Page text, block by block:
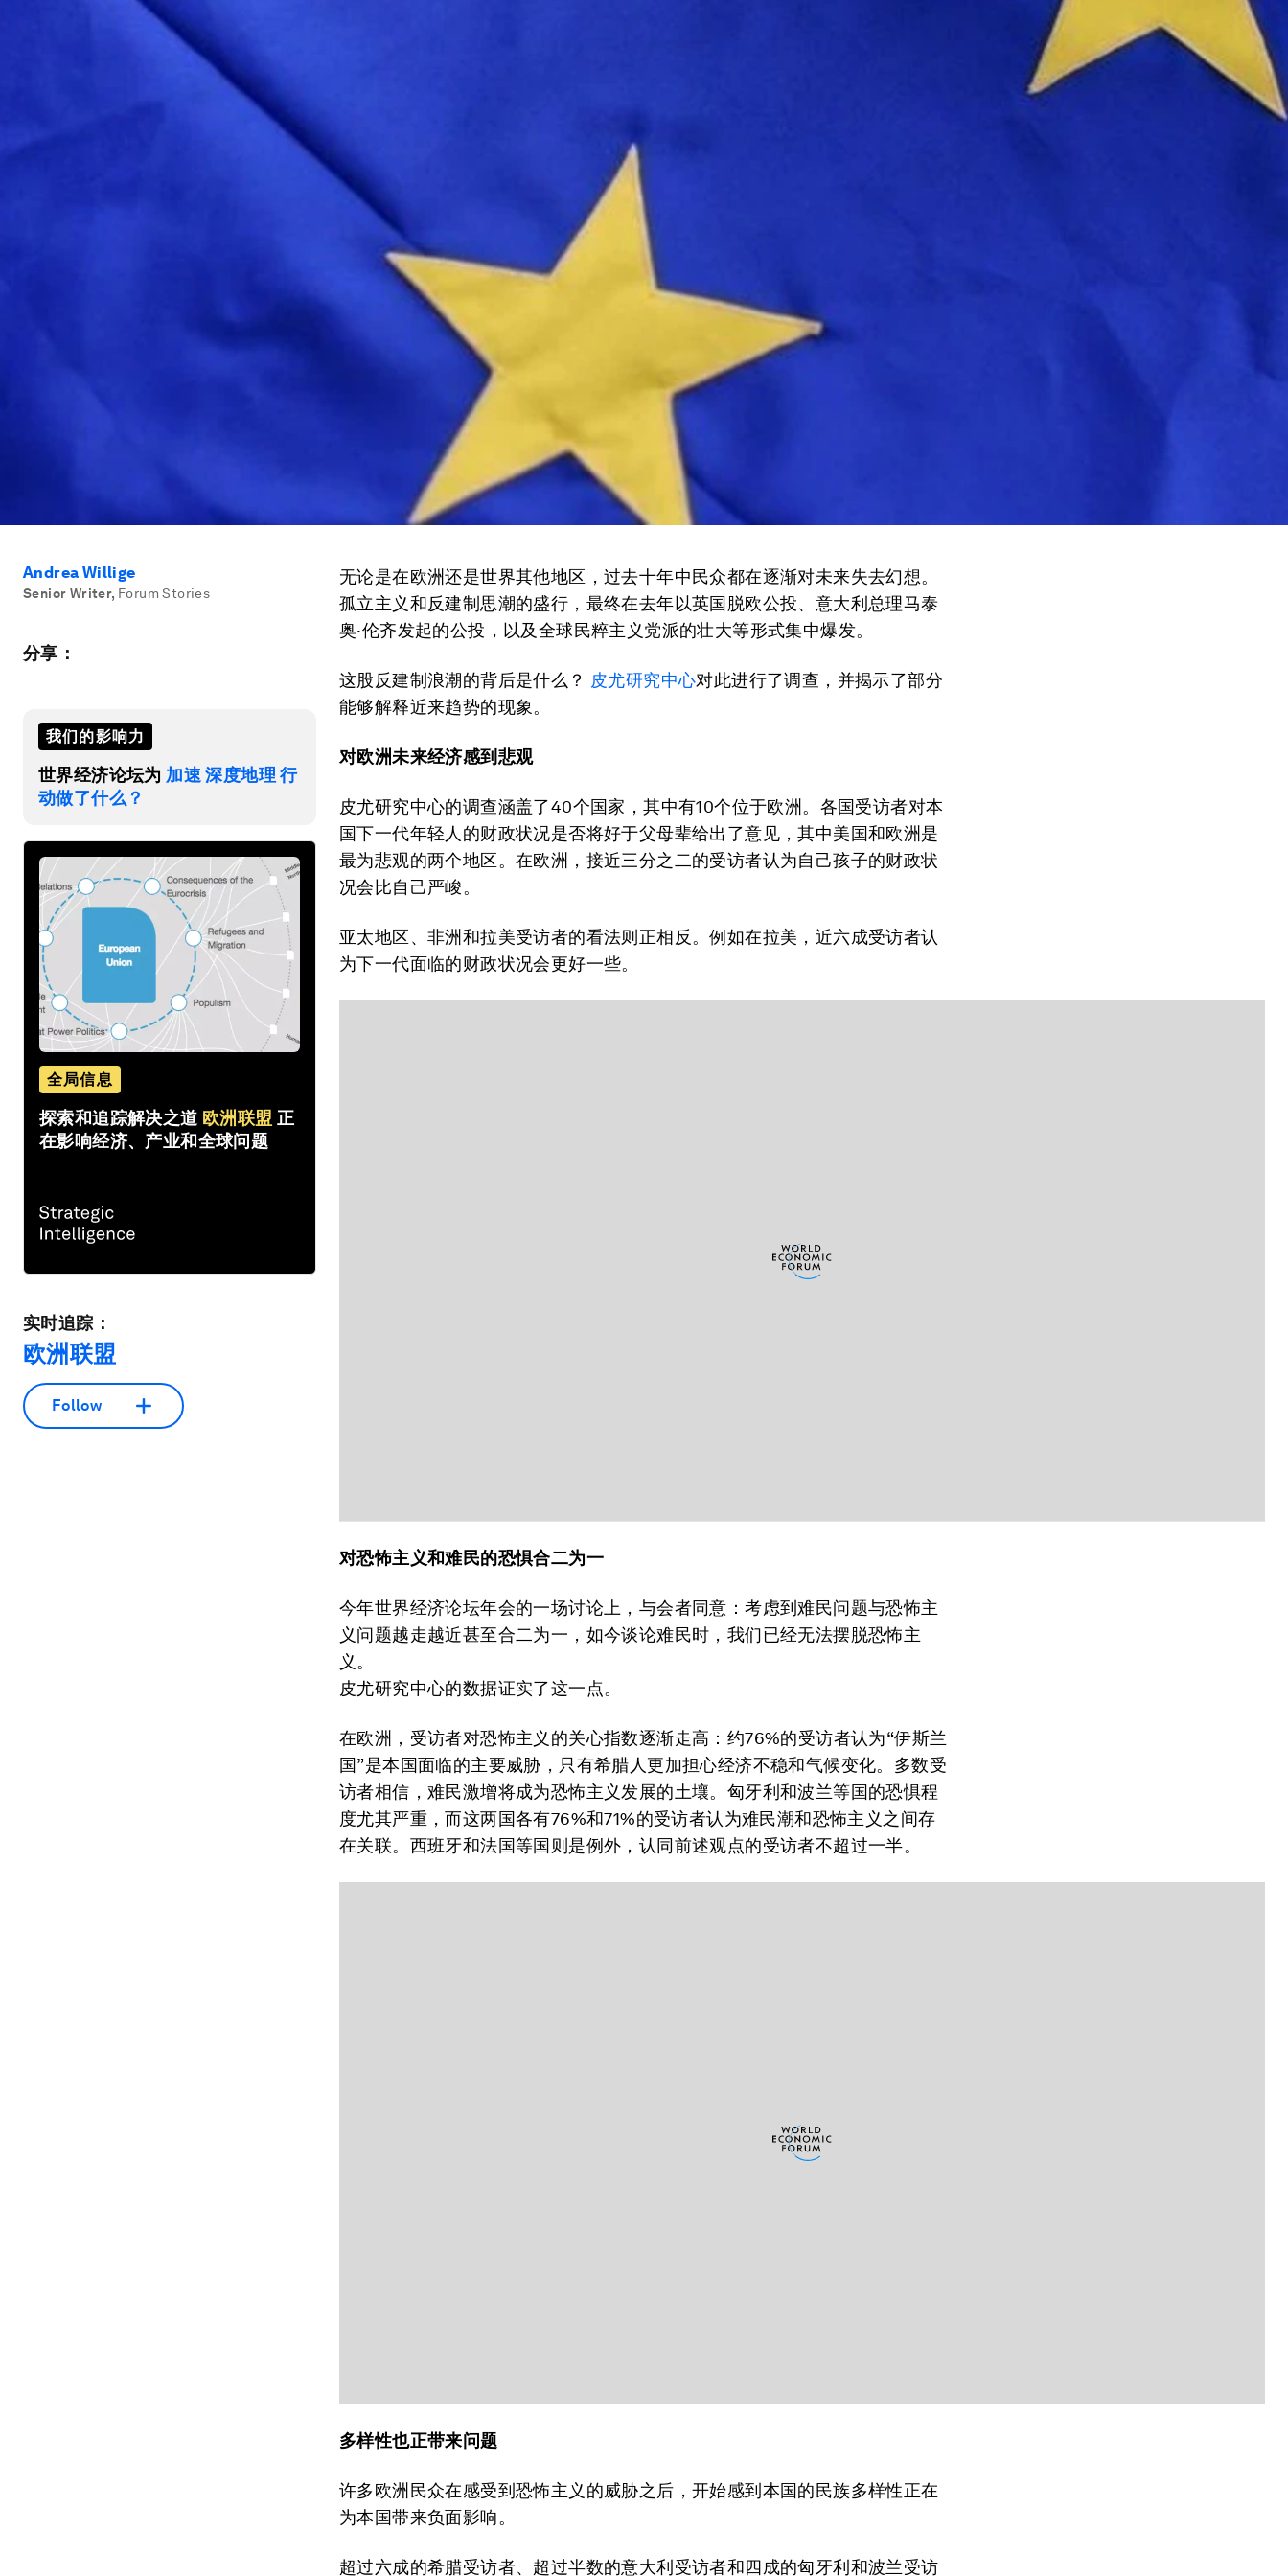
Andrea Willige
Senior Writer, Forum Stories
分享：
我们的影响力
世界经济论坛为 加速 深度地理 行
动做了什么？
全局信息
探索和追踪解决之道 欧洲联盟 正
在影响经济、产业和全球问题
实时追踪：
欧洲联盟
Follow
无论是在欧洲还是世界其他地区，过去十年中民众都在逐渐对未来失去幻想。
孤立主义和反建制思潮的盛行，最终在去年以英国脱欧公投、意大利总理马泰
奥·伦齐发起的公投，以及全球民粹主义党派的壮大等形式集中爆发。
这股反建制浪潮的背后是什么？ 皮尤研究中心对此进行了调查，并揭示了部分
能够解释近来趋势的现象。
对欧洲未来经济感到悲观
皮尤研究中心的调查涵盖了40个国家，其中有10个位于欧洲。各国受访者对本
国下一代年轻人的财政状况是否将好于父母辈给出了意见，其中美国和欧洲是
最为悲观的两个地区。在欧洲，接近三分之二的受访者认为自己孩子的财政状
况会比自己严峻。
亚太地区、非洲和拉美受访者的看法则正相反。例如在拉美，近六成受访者认
为下一代面临的财政状况会更好一些。
对恐怖主义和难民的恐惧合二为一
今年世界经济论坛年会的一场讨论上，与会者同意：考虑到难民问题与恐怖主
义问题越走越近甚至合二为一，如今谈论难民时，我们已经无法摆脱恐怖主
义。
皮尤研究中心的数据证实了这一点。
在欧洲，受访者对恐怖主义的关心指数逐渐走高：约76%的受访者认为“伊斯兰
国”是本国面临的主要威胁，只有希腊人更加担心经济不稳和气候变化。多数受
访者相信，难民激增将成为恐怖主义发展的土壤。匈牙利和波兰等国的恐惧程
度尤其严重，而这两国各有76%和71%的受访者认为难民潮和恐怖主义之间存
在关联。西班牙和法国等国则是例外，认同前述观点的受访者不超过一半。
多样性也正带来问题
许多欧洲民众在感受到恐怖主义的威胁之后，开始感到本国的民族多样性正在
为本国带来负面影响。
超过六成的希腊受访者、超过半数的意大利受访者和四成的匈牙利和波兰受访